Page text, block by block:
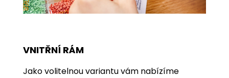
VNITŘNÍ RÁM
Jako volitelnou variantu vám nabízíme